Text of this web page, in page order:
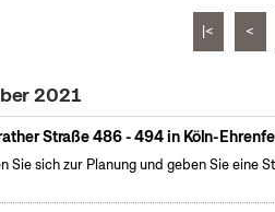
|< <
2021
Straße 486 - 494 in Köln-
Sie sich zur Planung und geben Sie eine